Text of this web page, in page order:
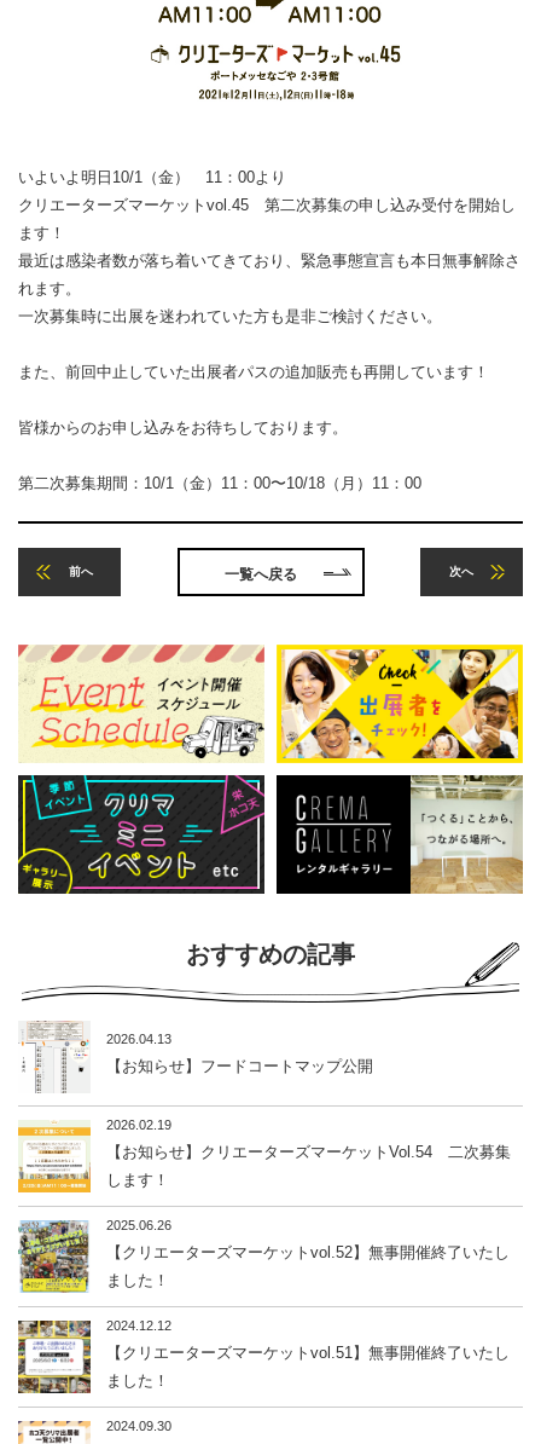
いよいよ明日10/1（金） 11：00より
クリエーターズマーケットvol.45 第二次募集の申し込み受付を開始し
ます！
最近は感染者数が落ち着いてきており、緊急事態宣言も本日無事解除さ
れます。
一次募集時に出展を迷われていた方も是非ご検討ください。
また、前回中止していた出展者パスの追加販売も再開しています！
皆様からのお申し込みをお待ちしております。
第二次募集期間：10/1（金）11：00〜10/18（月）11：00
前へ 一覧へ戻る 次へ
おすすめの記事
2026.04.13
【お知らせ】フードコートマップ公開
2026.02.19
【お知らせ】クリエーターズマーケットVol.54 二次募集
します！
2025.06.26
【クリエーターズマーケットvol.52】無事開催終了いたし
ました！
2024.12.12
【クリエーターズマーケットvol.51】無事開催終了いたし
ました！
2024.09.30